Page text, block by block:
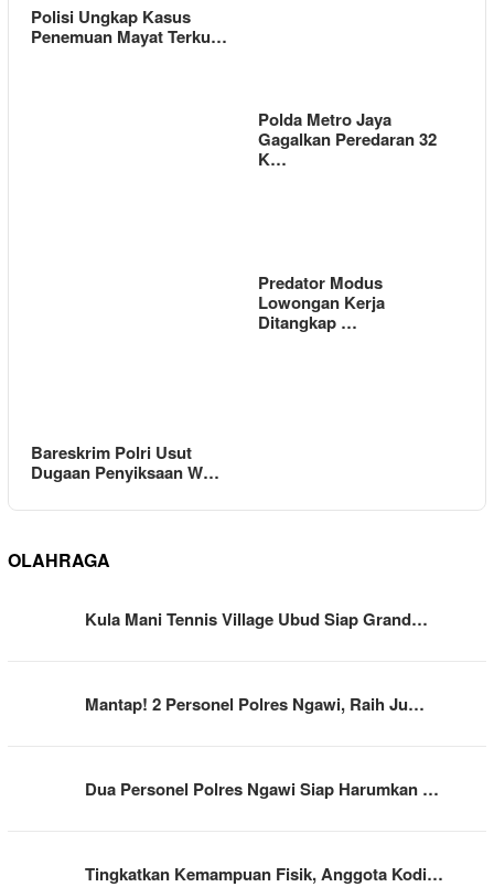
Polisi Ungkap Kasus
Penemuan Mayat Terku…
Polda Metro Jaya
Gagalkan Peredaran 32
K…
Bareskrim Polri Usut
Dugaan Penyiksaan W…
Predator Modus
Lowongan Kerja
Ditangkap …
OLAHRAGA
Kula Mani Tennis Village Ubud Siap Grand…
Mantap! 2 Personel Polres Ngawi, Raih Ju…
Dua Personel Polres Ngawi Siap Harumkan …
Tingkatkan Kemampuan Fisik, Anggota Kodi…